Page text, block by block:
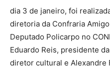
dia 3 de janeiro, foi
diretoria da Confraria
Deputado Policarpo no
Eduardo Reis, presidente
diretor cultural e Alexandre